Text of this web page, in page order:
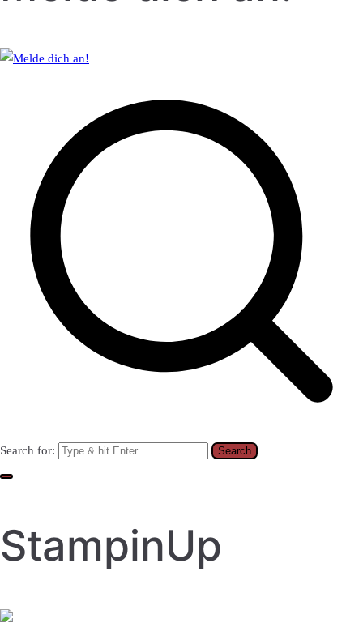
Search for:
StampinUp